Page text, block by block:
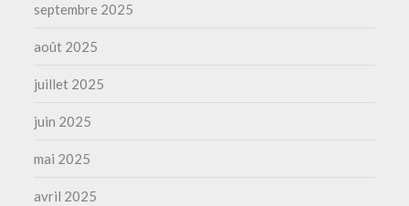
septembre 2025
août 2025
juillet 2025
juin 2025
mai 2025
avril 2025